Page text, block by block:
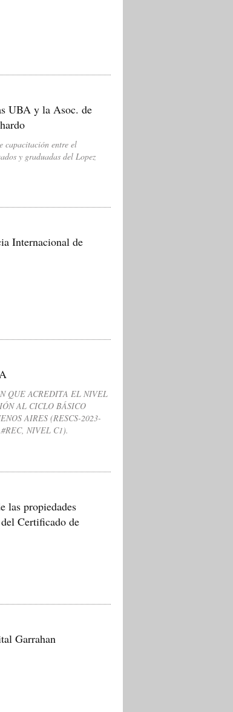
UBA y la Asoc. de
capacitación entre el
y graduadas del Lopez
Internacional de
QUE ACREDITA EL NIVEL
AL CICLO BÁSICO
AIRES (RESCS-2023-
NIVEL C1).
las propiedades
Certificado de
Garrahan